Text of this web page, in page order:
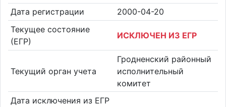
Дата регистрации
2000-04-20
Текущее состояние
(ЕГР)
ИСКЛЮЧЕН ИЗ ЕГР
Текущий орган учета
Гродненский районный
исполнительный
комитет
Дата исключения из ЕГР